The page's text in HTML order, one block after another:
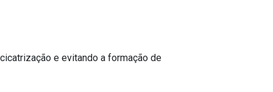
e evitando a formação de